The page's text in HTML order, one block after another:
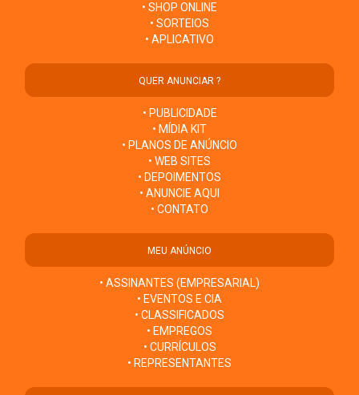
• SHOP ONLINE
• SORTEIOS
• APLICATIVO
QUER ANUNCIAR ?
• PUBLICIDADE
• MÍDIA KIT
• PLANOS DE ANÚNCIO
• WEB SITES
• DEPOIMENTOS
• ANUNCIE AQUI
• CONTATO
MEU ANÚNCIO
• ASSINANTES (EMPRESARIAL)
• EVENTOS E CIA
• CLASSIFICADOS
• EMPREGOS
• CURRÍCULOS
• REPRESENTANTES